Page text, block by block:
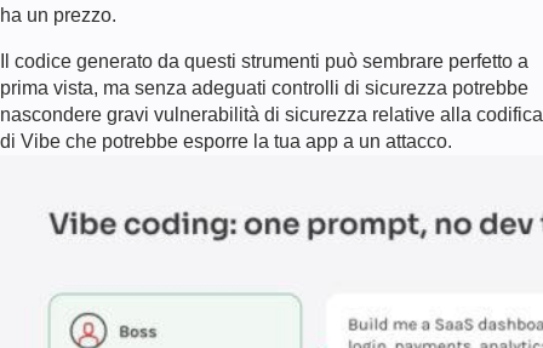
ha un prezzo.
Il codice generato da questi strumenti può sembrare perfetto a
prima vista, ma senza adeguati controlli di sicurezza potrebbe
nascondere gravi vulnerabilità di sicurezza relative alla codifica
di Vibe che potrebbe esporre la tua app a un attacco.